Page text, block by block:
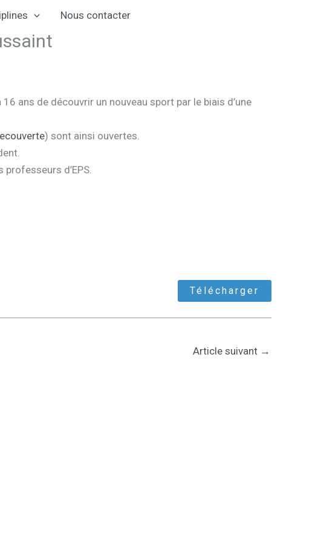
Nous contacter
ans de découvrir un nouveau sport par le biais d’une
) sont ainsi ouvertes.
d’EPS.
Télécharger
Article suivant →